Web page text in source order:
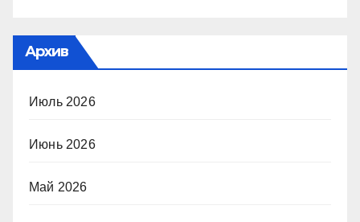
Архив
Июль 2026
Июнь 2026
Май 2026